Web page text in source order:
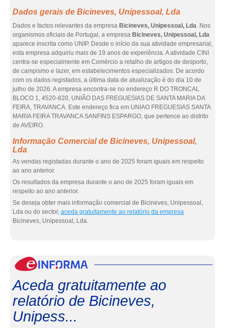
Dados gerais de Bicineves, Unipessoal, Lda
Dados e factos relevantes da empresa Bicineves, Unipessoal, Lda. Nos
organismos oficiais de Portugal, a empresa Bicineves, Unipessoal, Lda
aparece inscrita como UNIP. Desde o início da sua atividade empresarial,
esta empresa adquiriu mais de 19 anos de experiência. A atividade CINI
centra-se especialmente em Comércio a retalho de artigos de desporto,
de campismo e lazer, em estabelecimentos especializados. De acordo
com os dados registados, a última data de atualização é do dia 10 de
julho de 2026. A empresa encontra-se no endereço R DO TRONCAL
BLOCO 1, 4520-820, UNIÃO DAS FREGUESIAS DE SANTA MARIA DA
FEIRA, TRAVANCA. Este endereço fica em UNIAO FREGUESIAS SANTA
MARIA FEIRA TRAVANCA SANFINS ESPARGO, que pertence ao distrito
de AVEIRO.
Informação Comercial de Bicineves, Unipessoal,
Lda
As vendas registadas durante o ano de 2025 foram iguais em respeito
ao ano anterior.
Os resultados da empresa durante o ano de 2025 foram iguais em
respeito ao ano anterior.
Se deseja obter mais informação comercial de Bicineves, Unipessoal,
Lda ou do sector, aceda gratuitamente ao relatório da empresa
Bicineves, Unipessoal, Lda.
Aceda gratuitamente ao
relatório de Bicineves,
Unipess...